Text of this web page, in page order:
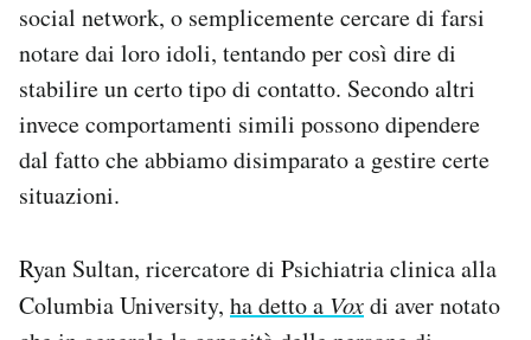
social network, o semplicemente cercare di farsi
notare dai loro idoli, tentando per così dire di
stabilire un certo tipo di contatto. Secondo altri
invece comportamenti simili possono dipendere
dal fatto che abbiamo disimparato a gestire certe
situazioni.
Ryan Sultan, ricercatore di Psichiatria clinica alla
Columbia University, ha detto a Voxdi aver notato